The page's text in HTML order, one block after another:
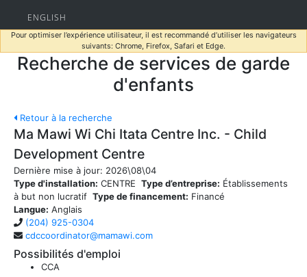
ENGLISH
Pour optimiser l’expérience utilisateur, il est recommandé d’utiliser les navigateurs
suivants: Chrome, Firefox, Safari et Edge.
Recherche de services de garde
d'enfants
Retour à la recherche
Ma Mawi Wi Chi Itata Centre Inc. - Child
Development Centre
Dernière mise à jour: 2026\08\04
Type d'installation: CENTRE Type d’entreprise: Établissements
à but non lucratif Type de financement: Financé
Langue: Anglais
(204) 925-0304
cdccoordinator@mamawi.com
Possibilités d'emploi
CCA